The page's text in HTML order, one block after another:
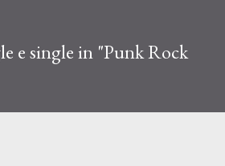
e single in "Punk Rock